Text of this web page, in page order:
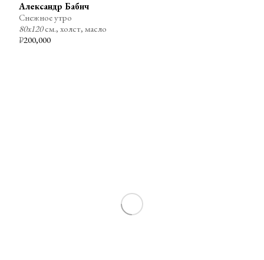
₽200,000
Александр Бабич
Снежное утро
80х120см., холст, масло